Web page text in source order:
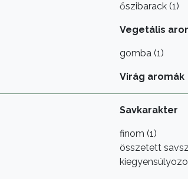
őszibarack (1)
Vegetális
gomba (1)
Virág aromák
Savkarakter
finom (1)
összetett